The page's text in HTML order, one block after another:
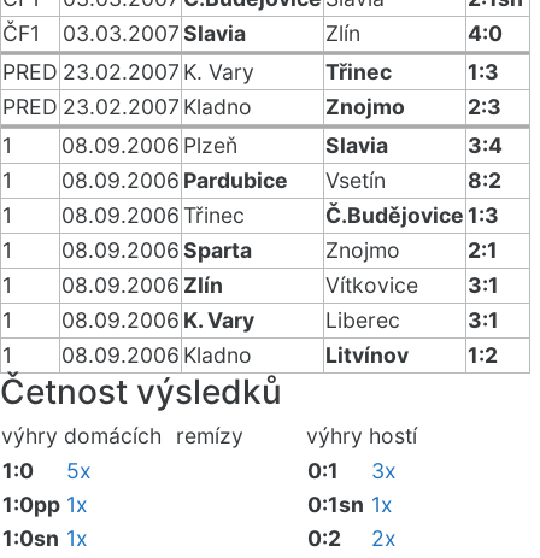
ČF1
03.03.2007Slavia Zlín
4:0
PRED 23.02.2007 K. Vary Třinec
1:3
PRED 23.02.2007 Kladno Znojmo
2:3
1
08.09.2006 Plzeň Slavia
3:4
1
08.09.2006 Pardubice Vsetín
8:2
1
08.09.2006Třinec Č.Budějovice 1:3
1
08.09.2006Sparta Znojmo
2:1
1
08.09.2006 Zlín Vítkovice
3:1
1
08.09.2006 K. Vary Liberec
3:1
1
08.09.2006 Kladno Litvínov 1:2
Četnost výsledků
výhry domácích remízy výhry hostí
1:0
5x
1:0pp 1x
1:0sn 1x
0:1
3x
0:1sn 1x
0:2
2x